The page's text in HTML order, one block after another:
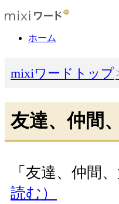
ホーム
mixiワードトップ
友達、仲間
「友達、仲間
読む）